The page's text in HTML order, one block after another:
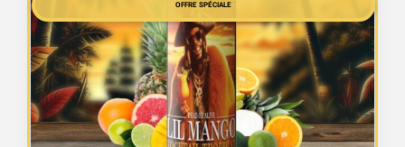
OFFRE SPÉCIALE
était :
12,99 €.
est :
7,99 €.